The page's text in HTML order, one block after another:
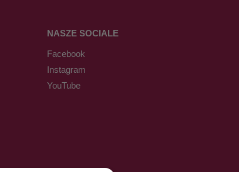
NASZE SOCIALE
Facebook
Instagram
YouTube